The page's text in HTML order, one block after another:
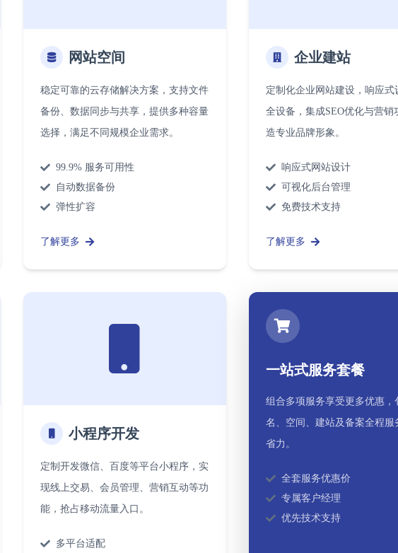
网站空间
稳定可靠的云存储解决方案，支持文件
备份、数据同步与共享，提供多种容量
选择，满足不同规模企业需求。
99.9% 服务可用性
自动数据备份
弹性扩容
了解更多
企业建站
定制化企业网站建设，响应式
全设备，集成SEO优化与营销
造专业品牌形象。
响应式网站设计
可视化后台管理
免费技术支持
了解更多
小程序开发
定制开发微信、百度等平台小程序，实
现线上交易、会员管理、营销互动等功
能，抢占移动流量入口。
多平台适配
一站式服务套餐
组合多项服务享受更多优惠，
名、空间、建站及备案全程服
省力。
全套服务优惠价
专属客户经理
优先技术支持